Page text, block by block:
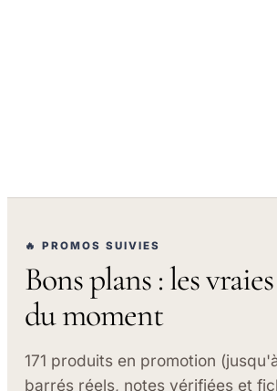
🔥 PROMOS SUIVIES
Bons plans : les
du moment
171 produits en promotion
barrés réels, notes vérifiées et